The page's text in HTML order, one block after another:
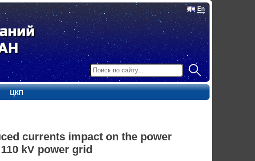
En
ЦКП
currents impact on the power
kV power grid